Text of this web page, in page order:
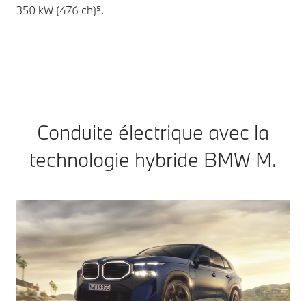
350 kW (476 ch)⁵.
Conduite électrique avec la
technologie hybride BMW M.